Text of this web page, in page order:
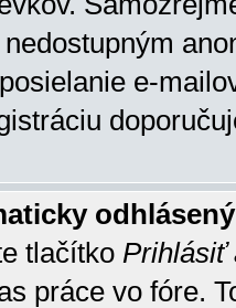
e-
tlačítko Prihlásiť
práce vo fóre.